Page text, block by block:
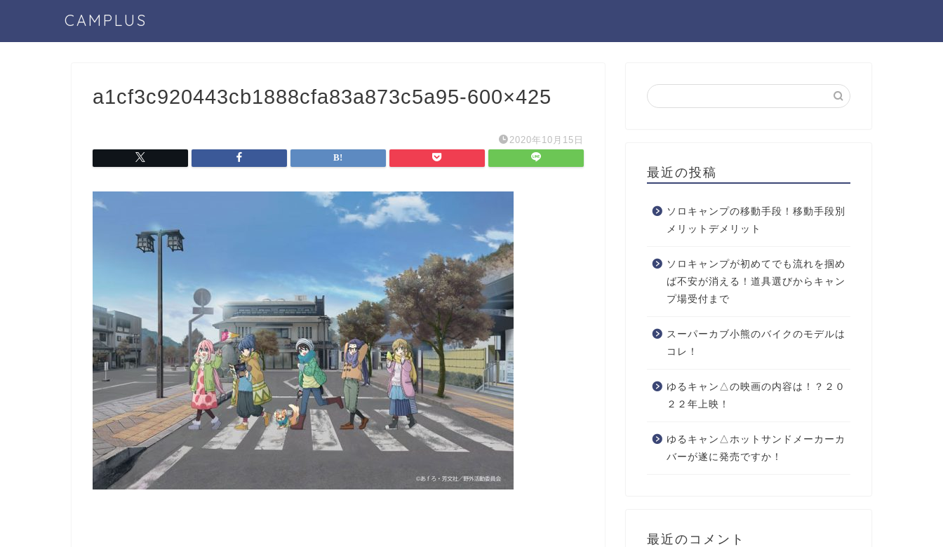
CAMPLUS
a1cf3c920443cb1888cfa83a873c5a95-600×425
2020年10月15日
最近の投稿
ソロキャンプの移動手段！移動手段別
メリットデメリット
ソロキャンプが初めてでも流れを掴め
ば不安が消える！道具選びからキャン
プ場受付まで
スーパーカブ小熊のバイクのモデルは
コレ！
ゆるキャン△の映画の内容は！？２０
２２年上映！
ゆるキャン△ホットサンドメーカーカ
バーが遂に発売ですか！
最近のコメント